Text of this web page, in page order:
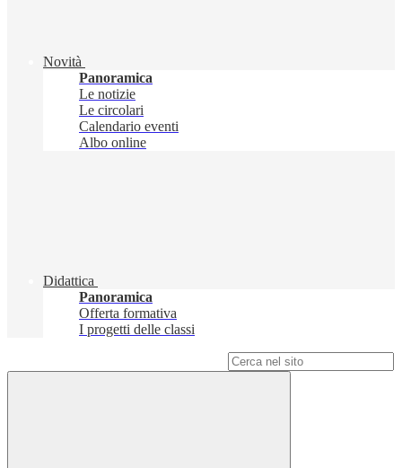
Novità
Panoramica
Le notizie
Le circolari
Calendario eventi
Albo online
Didattica
Panoramica
Offerta formativa
I progetti delle classi